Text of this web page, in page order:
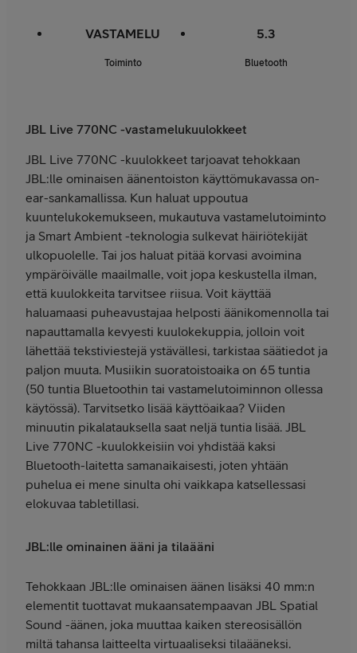
VASTAMELU
Toiminto
5.3
Bluetooth
JBL Live 770NC -vastamelukuulokkeet
JBL Live 770NC -kuulokkeet tarjoavat tehokkaan
JBL:lle ominaisen äänentoiston käyttömukavassa on-
ear-sankamallissa. Kun haluat uppoutua
kuuntelukokemukseen, mukautuva vastamelutoiminto
ja Smart Ambient -teknologia sulkevat häiriötekijät
ulkopuolelle. Tai jos haluat pitää korvasi avoimina
ympäröivälle maailmalle, voit jopa keskustella ilman,
että kuulokkeita tarvitsee riisua. Voit käyttää
haluamaasi puheavustajaa helposti äänikomennolla tai
napauttamalla kevyesti kuulokekuppia, jolloin voit
lähettää tekstiviestejä ystävällesi, tarkistaa säätiedot ja
paljon muuta. Musiikin suoratoistoaika on 65 tuntia
(50 tuntia Bluetoothin tai vastamelutoiminnon ollessa
käytössä). Tarvitsetko lisää käyttöaikaa? Viiden
minuutin pikalatauksella saat neljä tuntia lisää. JBL
Live 770NC -kuulokkeisiin voi yhdistää kaksi
Bluetooth-laitetta samanaikaisesti, joten yhtään
puhelua ei mene sinulta ohi vaikkapa katsellessasi
elokuvaa tabletillasi.
JBL:lle ominainen ääni ja tilaääni
Tehokkaan JBL:lle ominaisen äänen lisäksi 40 mm:n
elementit tuottavat mukaansatempaavan JBL Spatial
Sound -äänen, joka muuttaa kaiken stereosisällön
miltä tahansa laitteelta virtuaaliseksi tilaääneksi.